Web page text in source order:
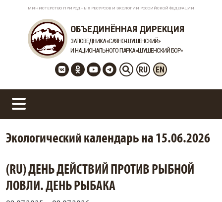
МИНИСТЕРСТВО ПРИРОДНЫХ РЕСУРСОВ И ЭКОЛОГИИ РОССИЙСКОЙ ФЕДЕРАЦИИ
ОБЪЕДИНЁННАЯ ДИРЕКЦИЯ
ЗАПОВЕДНИКА «САЯНО-ШУШЕНСКИЙ»
И НАЦИОНАЛЬНОГО ПАРКА «ШУШЕНСКИЙ БОР»
RU EN
Экологический календарь на 15.06.2026
(RU) ДЕНЬ ДЕЙСТВИЙ ПРОТИВ РЫБНОЙ
ЛОВЛИ. ДЕНЬ РЫБАКА